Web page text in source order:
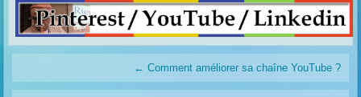
← Comment améliorer sa chaîne YouTube ?